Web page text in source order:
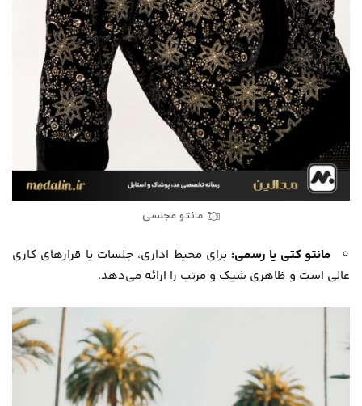
مانتو مجلسی
مانتو کتی یا رسمی: برای محیط اداری، جلسات یا قرارهای کاری
عالی است و ظاهری شیک و مرتب را ارائه می‌دهد.